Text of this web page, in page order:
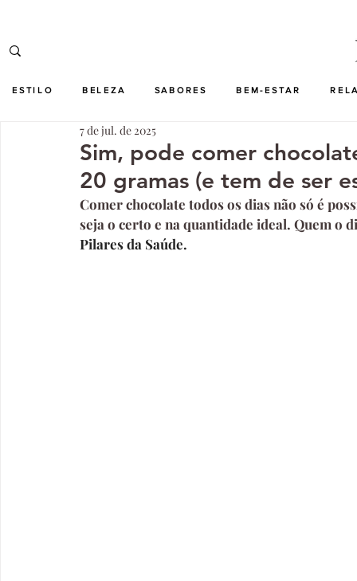
ESTILO BELEZA SABORES BEM-ESTAR
Sim, pode comer
20 gramas (e tem de ser
7 de jul. de 2025
Comer chocolate todos os dias não só é
seja o certo e na quantidade ideal. Quem o
Pilares da Saúde.